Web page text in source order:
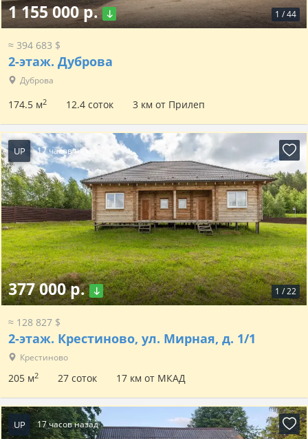
1 /44
1 155 000 р.
≈ 394 683 $
2-этаж. Дуброва
Дуброва
174.5 м2 12.4 соток 3 км от Прилеп
UP 17 часов назад
1 /22
377 000 р.
≈ 128 827 $
2-этаж. Крестиново, ул. Мирная, д. 1/1
Крестиново
205 м2 27 соток 17 км от МКАД
UP 17 часов назад